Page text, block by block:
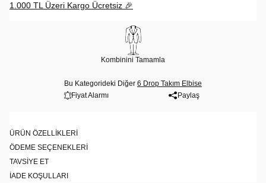
1.000 TL Üzeri Kargo Ücretsiz 🎉
Kombinini Tamamla
Bu Kategorideki Diğer 6 Drop Takım Elbise
Fiyat Alarmı
Paylaş
ÜRÜN ÖZELLIKLERI
ÖDEME SEÇENEKLERI
TAVSIYE ET
İADE KOŞULLARI